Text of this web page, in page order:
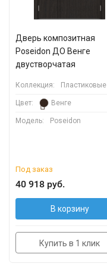
Дверь композитная
Poseidon ДО Венге
двустворчатая
Коллекция: Пластиковые
Цвет: Венге
Модель: Poseidon
Под заказ
40 918 руб.
В корзину
Купить в 1 клик